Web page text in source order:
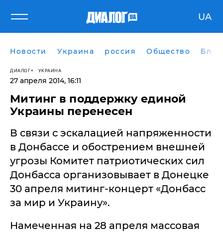
UA
Новости Украина россия Общество
ДИАЛОГ УКРАИНА
27 апреля 2014, 16:11
Митинг в поддержку единой
Украины перенесен
В связи с эскалацией напряженности
в Донбассе и обострением внешней
угрозы Комитет патриотических сил
Донбасса организовывает в Донецке
30 апреля митинг-концерт «Донбасс
за мир и Украину».
Намеченная на 28 апреля массовая